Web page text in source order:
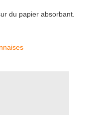
du papier absorbant.